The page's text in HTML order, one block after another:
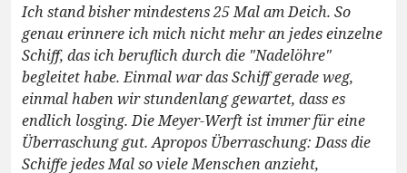
Ich stand bisher mindestens 25 Mal am Deich. So
genau erinnere ich mich nicht mehr an jedes einzelne
Schiff, das ich beruflich durch die "Nadelöhre"
begleitet habe. Einmal war das Schiff gerade weg,
einmal haben wir stundenlang gewartet, dass es
endlich losging. Die Meyer-Werft ist immer für eine
Überraschung gut. Apropos Überraschung: Dass die
Schiffe jedes Mal so viele Menschen anzieht,